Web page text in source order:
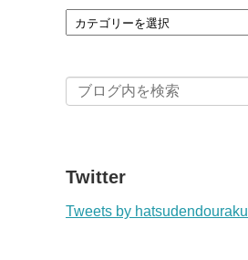
Twitter
Tweets by hatsudendouraku